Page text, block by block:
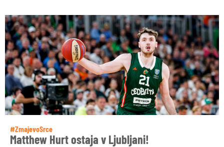
#ZmajevoSrce
Matthew Hurt ostaja v Ljubljani!